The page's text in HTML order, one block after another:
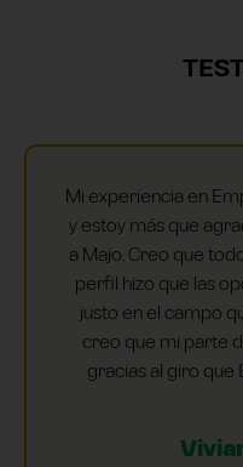
Mi experiencia en
y estoy más que
a Majo. Creo que
perfil hizo que las
justo en el campo
creo que mi parte
gracias al giro que